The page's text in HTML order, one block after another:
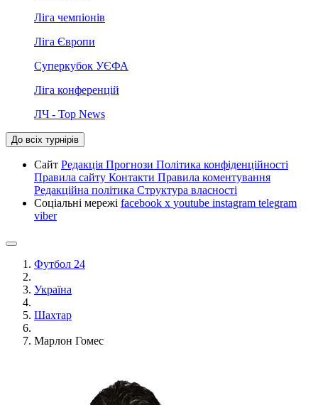
Ліга чемпіонів
Ліга Європи
Суперкубок УЄФА
Ліга конференцій
ЛЧ - Top News
До всіх турнірів
Сайт Редакція Прогнози Політика конфіденційності
Правила сайту Контакти Правила коментування
Редакційна політика Структура власності
Соціальні мережі facebook x youtube instagram telegram
viber
Футбол 24
Україна
Шахтар
Марлон Гомес